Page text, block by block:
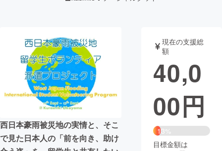
ジェクト
ロジェクト
アート・写真 音楽
テクノロジー・ガジェット ゲーム・
映像・映画 書籍・雑誌
ビジネス・起業 チャレンジ
まちづくり・地域活性化
西日本豪雨被災地の実情と、そこ
で見た日本人の「前を向き、助け
現在の支援総
額
40,0
00円
13%
目標金額は